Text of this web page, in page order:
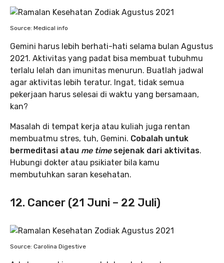
Source: Medical info
Gemini harus lebih berhati-hati selama bulan Agustus
2021. Aktivitas yang padat bisa membuat tubuhmu
terlalu lelah dan imunitas menurun. Buatlah jadwal
agar aktivitas lebih teratur. Ingat, tidak semua
pekerjaan harus selesai di waktu yang bersamaan,
kan?
Masalah di tempat kerja atau kuliah juga rentan
membuatmu stres, tuh, Gemini. Cobalah untuk
bermeditasi atau me timesejenak dari aktivitas.
Hubungi dokter atau psikiater bila kamu
membutuhkan saran kesehatan.
12. Cancer (21 Juni – 22 Juli)
Source: Carolina Digestive